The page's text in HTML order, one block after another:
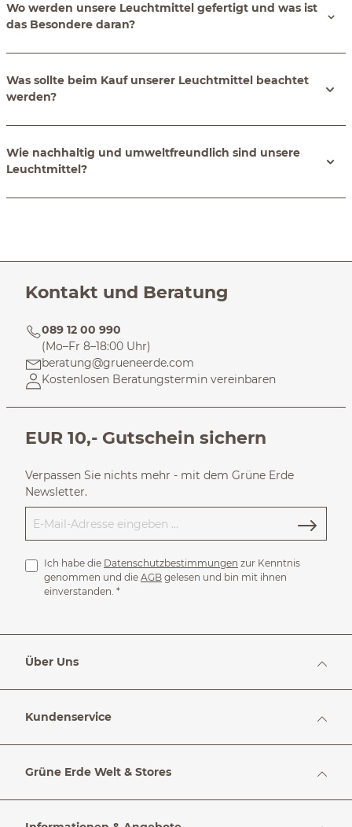
Wo werden unsere Leuchtmittel gefertigt und was ist
das Besondere daran?
Was sollte beim Kauf unserer Leuchtmittel beachtet
werden?
Wie nachhaltig und umweltfreundlich sind unsere
Leuchtmittel?
Kontakt und Beratung
089 12 00 990
(Mo–Fr 8–18:00 Uhr)
beratung@grueneerde.com
Kostenlosen Beratungstermin vereinbaren
EUR 10,- Gutschein sichern
Verpassen Sie nichts mehr - mit dem Grüne Erde
Newsletter.
Ich habe die Datenschutzbestimmungen zur Kenntnis
genommen und die AGB gelesen und bin mit ihnen
einverstanden. *
Über Uns
Kundenservice
Grüne Erde Welt & Stores